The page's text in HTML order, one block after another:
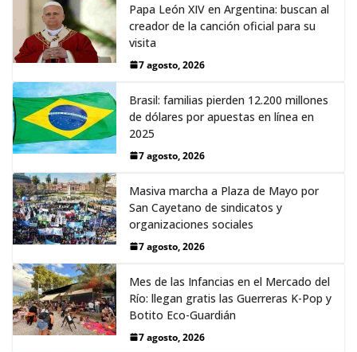
Papa León XIV en Argentina: buscan al
creador de la canción oficial para su
visita
7 agosto, 2026
Brasil: familias pierden 12.200 millones
de dólares por apuestas en línea en
2025
7 agosto, 2026
Masiva marcha a Plaza de Mayo por
San Cayetano de sindicatos y
organizaciones sociales
7 agosto, 2026
Mes de las Infancias en el Mercado del
Río: llegan gratis las Guerreras K-Pop y
Botito Eco-Guardián
7 agosto, 2026